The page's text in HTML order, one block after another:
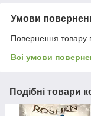
Умови
Повернення товару
Всі умови
Подібні товари